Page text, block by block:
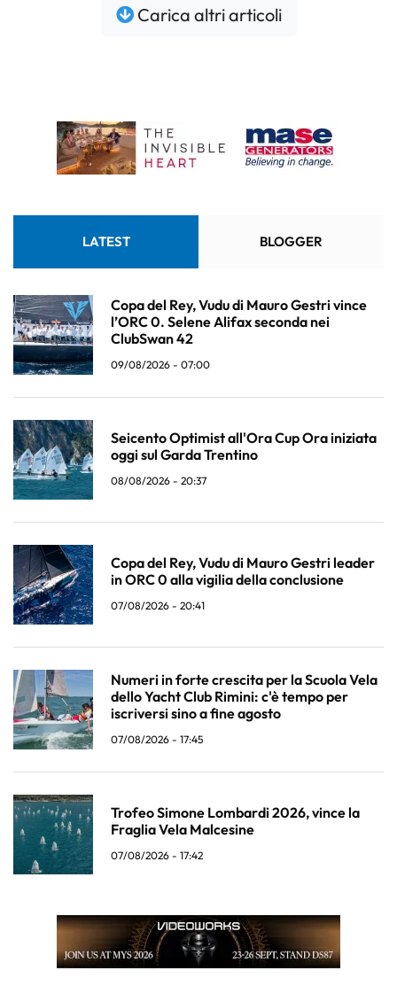
Carica altri articoli
LATEST BLOGGER
Copa del Rey, Vudu di Mauro Gestri vince
l’ORC 0. Selene Alifax seconda nei
ClubSwan 42
09/08/2026 - 07:00
Seicento Optimist all'Ora Cup Ora iniziata
oggi sul Garda Trentino
08/08/2026 - 20:37
Copa del Rey, Vudu di Mauro Gestri leader
in ORC 0 alla vigilia della conclusione
07/08/2026 - 20:41
Numeri in forte crescita per la Scuola Vela
dello Yacht Club Rimini: c'è tempo per
iscriversi sino a fine agosto
07/08/2026 - 17:45
Trofeo Simone Lombardi 2026, vince la
Fraglia Vela Malcesine
07/08/2026 - 17:42